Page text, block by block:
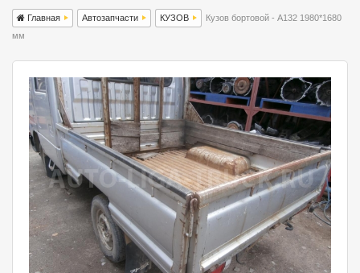
Главная Автозапчасти КУЗОВ
Кузов бортовой - A132 1980*1680
мм